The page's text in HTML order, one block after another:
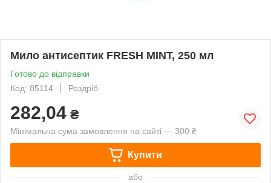
Мило антисептик FRESH MINT, 250 мл
Готово до відправки
Код: 85114
Роздріб
282,04 ₴
Мінімальна сума замовлення на сайті — 300 ₴
Купити
або